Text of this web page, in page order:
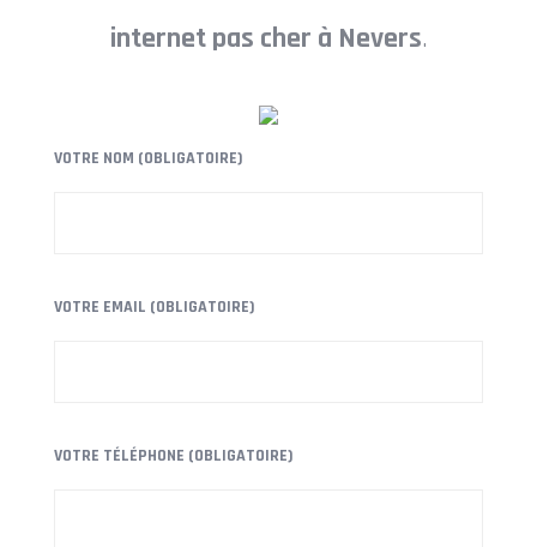
internet pas cher à Nevers.
VOTRE NOM (OBLIGATOIRE)
VOTRE EMAIL (OBLIGATOIRE)
VOTRE TÉLÉPHONE (OBLIGATOIRE)